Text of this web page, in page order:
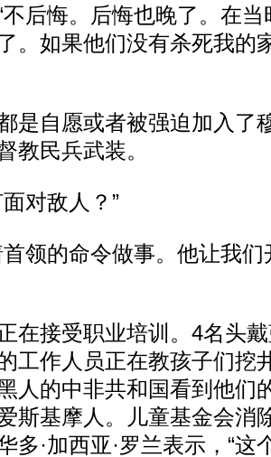
后悔。后悔也晚了。在
。如果他们没有杀死我的
自愿或者被强迫加入了
教民兵武装。
对敌人？”
的命令做事。他让我们
接受职业培训。4名头戴
工作人员正在教孩子们挖
人的中非共和国看到他们
斯基摩人。儿童基金会消
多·加西亚·罗兰表示，“这